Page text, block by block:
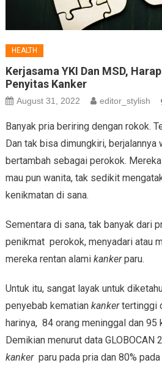
HEALTH
Kerjasama YKI Dan MSD,
Penyitas Kanker
August 31, 2022 editor_stylish
Banyak pria beriring dengan rokok.
Dan tak bisa dimungkiri, berjalannya
bertambah sebagai perokok.
mau pun wanita, tak sedikit
kenikmatan di sana.
Sementara di sana, tak banyak dari
penikmat perokok, menyadari atau
mereka rentan alami kankerparu.
Untuk itu, sangat layak untuk
penyebab kematian kankertertinggi
harinya, 84 orang meninggal dan 95
Demikian menurut data GLOBOCAN
kanker paru pada pria dan 80%